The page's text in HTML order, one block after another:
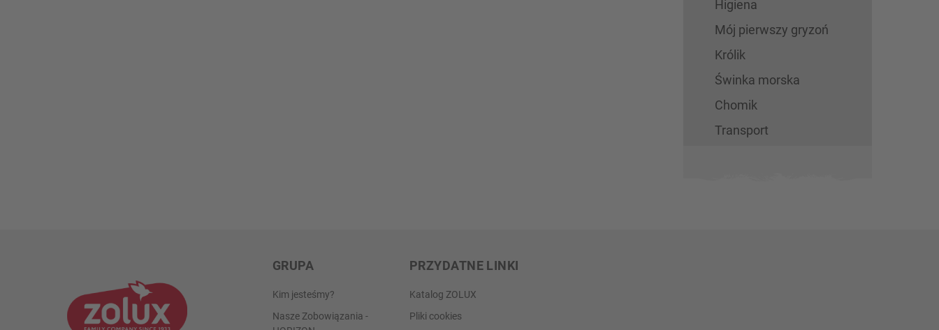
Higiena
Mój pierwszy gryzoń
Królik
Świnka morska
Chomik
Transport
GRUPA
Kim jesteśmy?
Nasze Zobowiązania -
PRZYDATNE LINKI
Katalog ZOLUX
Pliki cookies